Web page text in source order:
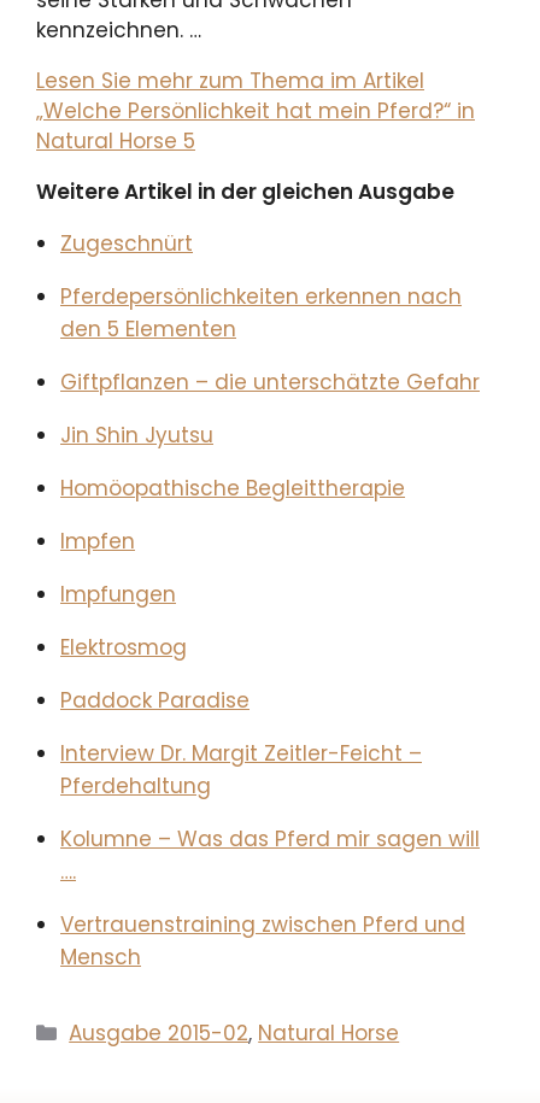
kennzeichnen. …
Lesen Sie mehr zum Thema im Artikel
„Welche Persönlichkeit hat mein Pferd?“ in
Natural Horse 5
Weitere Artikel in der gleichen Ausgabe
Zugeschnürt
Pferdepersönlichkeiten erkennen nach
den 5 Elementen
Giftpflanzen – die unterschätzte Gefahr
Jin Shin Jyutsu
Homöopathische Begleittherapie
Impfen
Impfungen
Elektrosmog
Paddock Paradise
Interview Dr. Margit Zeitler-Feicht –
Pferdehaltung
Kolumne – Was das Pferd mir sagen will
….
Vertrauenstraining zwischen Pferd und
Mensch
Kategorien
Ausgabe 2015-02, Natural Horse